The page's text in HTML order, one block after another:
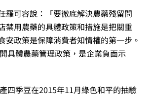
羅可容說：「要徹底解決農藥殘留問
禁用農藥的具體政策和措施是把關重
安政策是保障消費者知情權的第一步。
具體農藥管理政策，是企業負面示
四季豆在2015年11月綠色和平的抽驗